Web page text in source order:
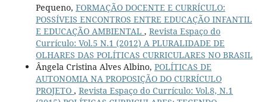
Pequeno, FORMAÇÃO DOCENTE E CURRÍCULO:
POSSÍVEIS ENCONTROS ENTRE EDUCAÇÃO INFANTIL
E EDUCAÇÃO AMBIENTAL , Revista Espaço do
Currículo: Vol.5 N.1 (2012) A PLURALIDADE DE
OLHARES DAS POLÍTICAS CURRICULARES NO BRASIL
Ângela Cristina Alves Albino, POLÍTICAS DE
AUTONOMIA NA PROPOSIÇÃO DO CURRÍCULO
PROJETO , Revista Espaço do Currículo: Vol.8, N.1